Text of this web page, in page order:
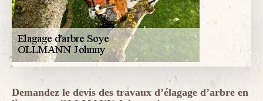
Demandez le devis des travaux d’élagage d’arbre en